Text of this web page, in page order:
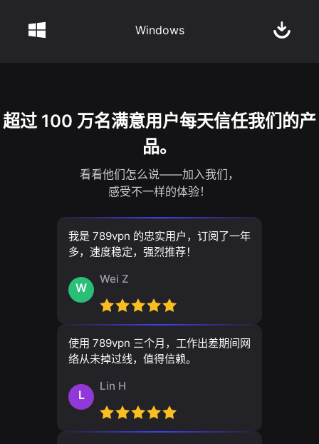
Windows
超过 100 万名满意用户每天信任我们的产
品。
看看他们怎么说——加入我们，
感受不一样的体验！
我是 789vpn 的忠实用户，订阅了一年
多，速度稳定，强烈推荐！
W
Wei Z
使用 789vpn 三个月，工作出差期间网
络从未掉过线，值得信赖。
L
Lin H